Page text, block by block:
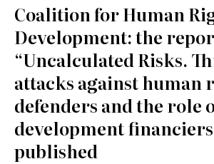
Coalition for Human
Development: the
“Uncalculated Risks.
attacks against human
defenders and the role
development
published